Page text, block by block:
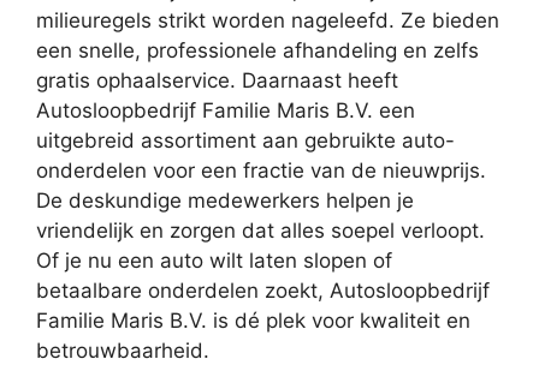
milieuregels strikt worden nageleefd. Ze bieden
een snelle, professionele afhandeling en zelfs
gratis ophaalservice. Daarnaast heeft
Autosloopbedrijf Familie Maris B.V. een
uitgebreid assortiment aan gebruikte auto-
onderdelen voor een fractie van de nieuwprijs.
De deskundige medewerkers helpen je
vriendelijk en zorgen dat alles soepel verloopt.
Of je nu een auto wilt laten slopen of
betaalbare onderdelen zoekt, Autosloopbedrijf
Familie Maris B.V. is dé plek voor kwaliteit en
betrouwbaarheid.